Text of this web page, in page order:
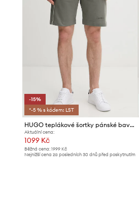
-15%
*-5 % s kódem: LST
HUGO teplákové šortky pánské bavlněné s elastanem PALO SHORTS
Aktuální cena:
1099 Kč
Běžná cena: 1999 Kč
Nejnižší cena za posledních 30 dnů před poskytnutím